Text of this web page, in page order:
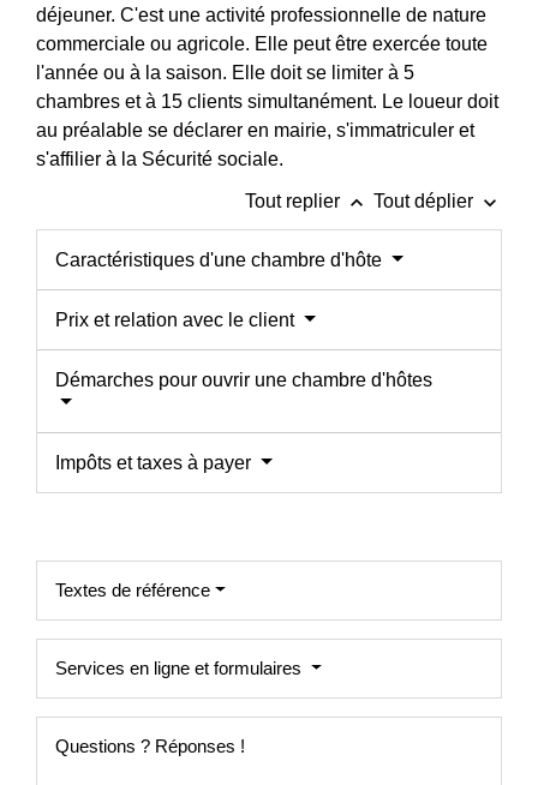
déjeuner. C'est une activité professionnelle de nature
commerciale ou agricole. Elle peut être exercée toute
l'année ou à la saison. Elle doit se limiter à 5
chambres et à 15 clients simultanément. Le loueur doit
au préalable se déclarer en mairie, s'immatriculer et
s'affilier à la Sécurité sociale.
Tout replier keyboard_arrow_up Tout déplier keyboard_arrow_down
Caractéristiques d'une chambre d'hôte
Prix et relation avec le client
Démarches pour ouvrir une chambre d'hôtes
Impôts et taxes à payer
Textes de référence
Services en ligne et formulaires
Questions ? Réponses !